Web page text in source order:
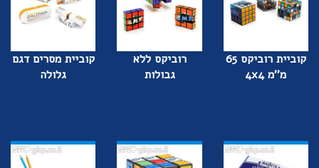
קוביית רוביקס 65
מ''מ 4x4
רוביקס ללא
גבולות
קוביית מסרים דגם
גלולה